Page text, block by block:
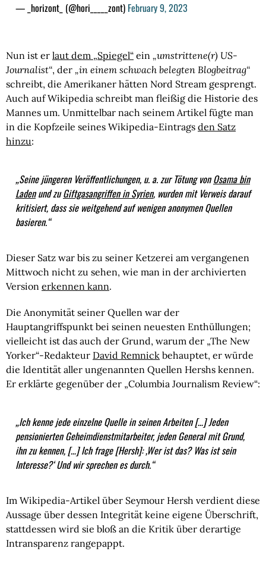
— _horizont_ (@hori_____zont) February 9, 2023
Nun ist er laut dem „Spiegel“ ein „umstrittene(r) US-
Journalist“, der „in einem schwach belegten Blogbeitrag“
schreibt, die Amerikaner hätten Nord Stream gesprengt.
Auch auf Wikipedia schreibt man fleißig die Historie des
Mannes um. Unmittelbar nach seinem Artikel fügte man
in die Kopfzeile seines Wikipedia-Eintrags den Satz
hinzu:
„Seine jüngeren Veröffentlichungen, u. a. zur Tötung vonOsama bin
Ladenund zuGiftgasangriffen in Syrien, wurden mit Verweis darauf
kritisiert, dass sie weitgehend auf wenigen anonymen Quellen
basieren.“
Dieser Satz war bis zu seiner Ketzerei am vergangenen
Mittwoch nicht zu sehen, wie man in der archivierten
Version erkennen kann.
Die Anonymität seiner Quellen war der
Hauptangriffspunkt bei seinen neuesten Enthüllungen;
vielleicht ist das auch der Grund, warum der „The New
Yorker“-Redakteur David Remnick behauptet, er würde
die Identität aller ungenannten Quellen Hershs kennen.
Er erklärte gegenüber der „Columbia Journalism Review“:
„Ich kenne jede einzelne Quelle in seinen Arbeiten […] Jeden
pensionierten Geheimdienstmitarbeiter, jeden General mit Grund,
ihn zu kennen, […] Ich frage [Hersh]: ‚Wer ist das? Was ist sein
Interesse?‘ Und wir sprechen es durch.“
Im Wikipedia-Artikel über Seymour Hersh verdient diese
Aussage über dessen Integrität keine eigene Überschrift,
stattdessen wird sie bloß an die Kritik über derartige
Intransparenz rangepappt.